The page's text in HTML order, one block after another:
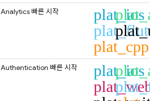
Analytics 빠른 시작 plat_ios
plat_cpp
Authentication 빠른 시작 plat_ios
plat_web